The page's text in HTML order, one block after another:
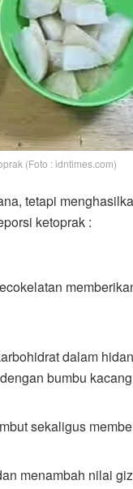
(Foto : idntimes.com)
tetapi
ketoprak :
dalam
bumbu
sekaligus
menambah nilai